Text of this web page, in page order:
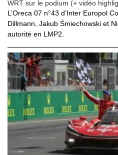
WRT sur le podium (+ vidéo
L’Oreca 07 n°43 d’Inter Europol
Dillmann, Jakub Śmiechowski et
autorité en LMP2.